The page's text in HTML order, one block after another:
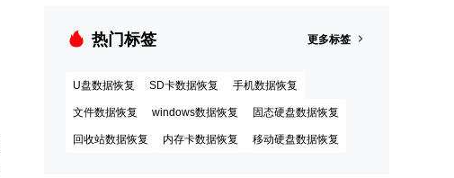
热门标签 更多标签
U盘数据恢复 SD卡数据恢复 手机数据恢复
文件数据恢复 windows数据恢复 固态硬盘数据恢复
回收站数据恢复 内存卡数据恢复 移动硬盘数据恢复